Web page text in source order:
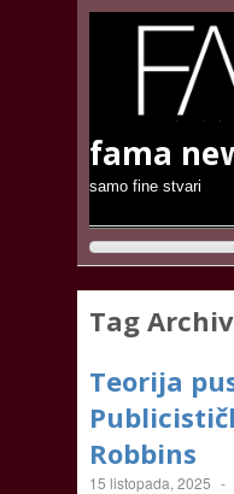
fama
samo fine stvari
Tag
Teorija
Robbins
15 listopada, 2025 -